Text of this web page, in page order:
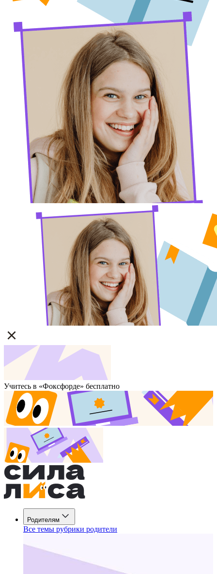
Учитесь в «Фоксфорде» бесплатно
Родителям
Все темы рубрики родители